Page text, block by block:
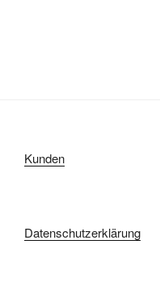
Kunden
Datenschutzerklärung